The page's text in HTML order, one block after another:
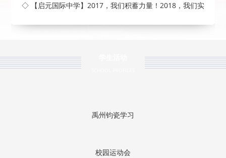
◇ 【启元国际中学】2017，我们积蓄力量！2018，我们实
禹州钧瓷学习
校园运动会